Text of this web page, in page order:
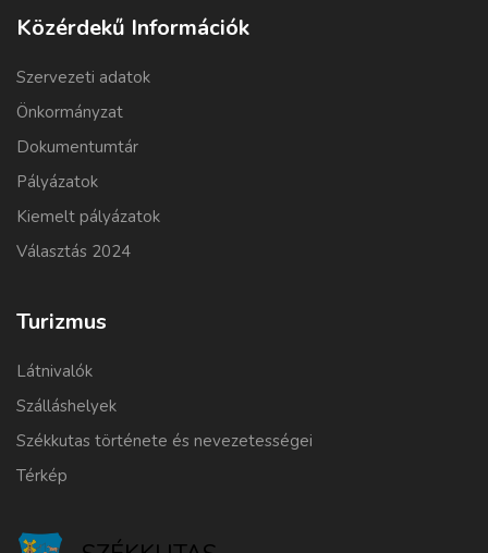
Közérdekű Információk
Szervezeti adatok
Önkormányzat
Dokumentumtár
Pályázatok
Kiemelt pályázatok
Választás 2024
Turizmus
Látnivalók
Szálláshelyek
Székkutas története és nevezetességei
Térkép